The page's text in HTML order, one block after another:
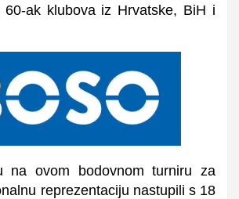
60-ak klubova iz Hrvatske, BiH i
na ovom bodovnom turniru za
reprezentaciju nastupili s 18